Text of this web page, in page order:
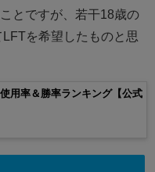
とですが、若干18歳の
を希望したものと思
用率＆勝率ランキング【公式